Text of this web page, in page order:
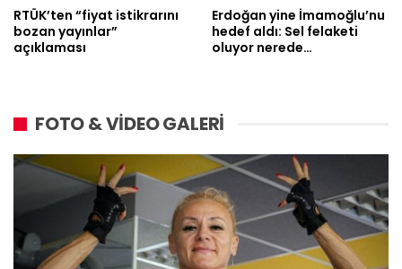
RTÜK’ten “fiyat istikrarını
bozan yayınlar”
açıklaması
Erdoğan yine İmamoğlu’nu
hedef aldı: Sel felaketi
oluyor nerede…
FOTO & VİDEO GALERİ